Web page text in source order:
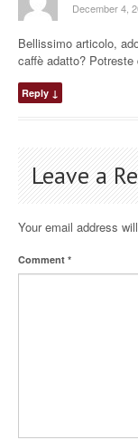
December 4,
Bellissimo articolo,
caffè adatto?
Reply ↓
Leave a
Your email address
Comment *